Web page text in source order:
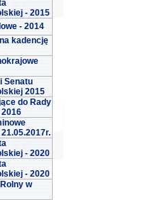
- 2015
- 2014
kadencję
Senatu
2015
do Rady
- 2020
- 2020
w